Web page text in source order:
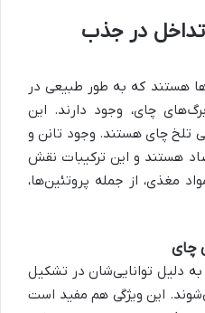
در جذب
هستند که به طور طبیعی در
چای، وجود دارند. این
چای هستند. وجود تانن و
هستند و این ترکیبات نقش
مغذی، از جمله پروتئین‌ها،
چای
دلیل توانایی‌شان در تشکیل
این ویژگی هم مفید است